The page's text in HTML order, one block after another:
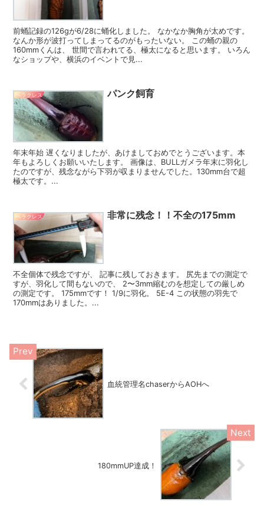
前蛹記録の126gが6/28に蛹化しました。 なかなか胸角が太めです。
なんか形が波打ってしまってるのがもったいない。 この蛹の親の
160mmくんは、 世間で言われてる、極太になると思います。 いろん
なショップや、横浜のイベントで見...
ヘラクレス パンク飼育
年末年始 遅くなりましたが、あけましておめでとうございます。本
年もよろしくお願いいたします。 画像は、BULLガメラ年末に羽化し
たのですが、残念ながら下羽が収まりませんでした。130mm台で超
極太です。...
ヘラクレス 非常に残念！！不全の175mm
不全個体で残念ですが、 記事に残しておきます。 尻先までの測定で
すが、羽化して間もないので、 2〜3mm縮むのを想定しての厳しめ
の測定です。 175mmです！ 1/9に羽化。 5E-4 この状態の羽先で
170mmはありました。...
血統管理名chaserからAOHへ
180mmUP達成！